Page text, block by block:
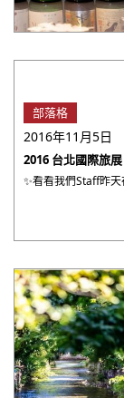
部落格
2016年11月5日
2016 台北國際旅